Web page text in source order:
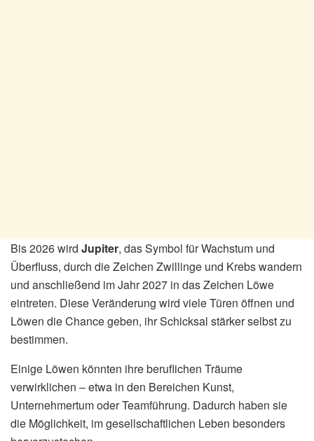
Bis 2026 wird Jupiter, das Symbol für Wachstum und
Überfluss, durch die Zeichen Zwillinge und Krebs wandern
und anschließend im Jahr 2027 in das Zeichen Löwe
eintreten. Diese Veränderung wird viele Türen öffnen und
Löwen die Chance geben, ihr Schicksal stärker selbst zu
bestimmen.
Einige Löwen könnten ihre beruflichen Träume
verwirklichen – etwa in den Bereichen Kunst,
Unternehmertum oder Teamführung. Dadurch haben sie
die Möglichkeit, im gesellschaftlichen Leben besonders